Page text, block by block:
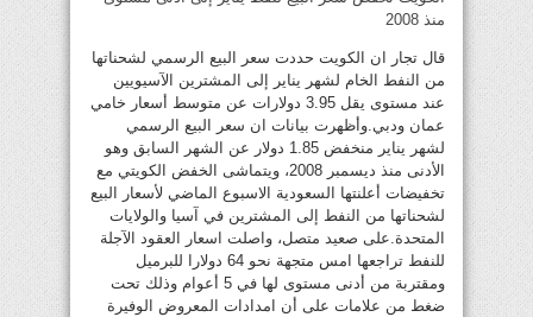
منذ 2008
قال تجار ان الكويت حددت سعر البيع الرسمي لشحناتها
من النفط الخام لشهر يناير إلى المشترين الآسيويين
عند مستوى يقل 3.95 دولارات عن متوسط أسعار خامي
عمان ودبي.وأظهرت بيانات ان سعر البيع الرسمي
لشهر يناير منخفض 1.85 دولار عن الشهر السابق وهو
الأدنى منذ ديسمبر 2008، ويتماشى الخفض الكويتي مع
تخفيضات أعلنتها السعودية الاسبوع الماضي لأسعار البيع
لشحناتها من النفط إلى المشترين في آسيا والولايات
المتحدة.على صعيد متصل، واصلت اسعار العقود الآجلة
للنفط تراجعها امس متجهة نحو 64 دولارا للبرميل
ومقتربة من أدنى مستوى لها في 5 أعوام وذلك تحت
ضغط من علامات على أن امدادات المعروض الوفيرة